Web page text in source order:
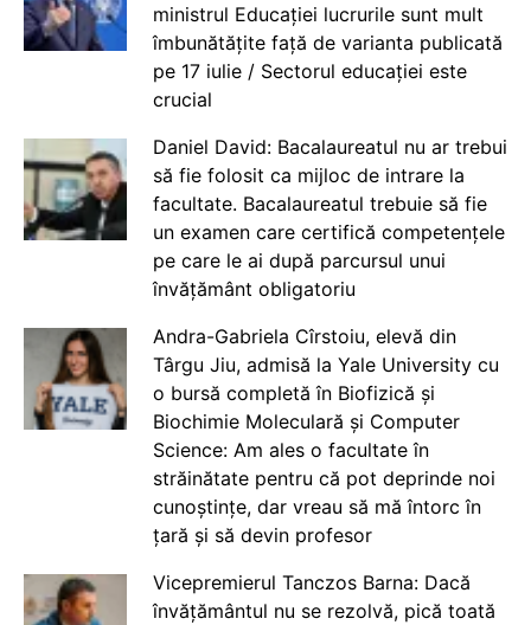
ministrul Educației lucrurile sunt mult
îmbunătățite față de varianta publicată
pe 17 iulie / Sectorul educației este
crucial
Daniel David: Bacalaureatul nu ar trebui
să fie folosit ca mijloc de intrare la
facultate. Bacalaureatul trebuie să fie
un examen care certifică competențele
pe care le ai după parcursul unui
învățământ obligatoriu
Andra-Gabriela Cîrstoiu, elevă din
Târgu Jiu, admisă la Yale University cu
o bursă completă în Biofizică și
Biochimie Moleculară și Computer
Science: Am ales o facultate în
străinătate pentru că pot deprinde noi
cunoștințe, dar vreau să mă întorc în
țară și să devin profesor
Vicepremierul Tanczos Barna: Dacă
învățământul nu se rezolvă, pică toată